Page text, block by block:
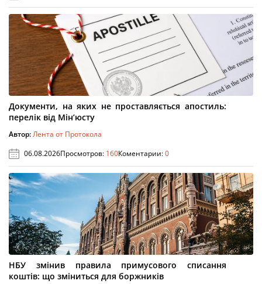
Документи, на яких не проставляється апостиль:
перелік від Мін’юсту
Автор:Лента от Протокола
06.08.2026Просмотров: 160Коментарии:0
НБУ змінив правила примусового списання
коштів: що зміниться для боржників